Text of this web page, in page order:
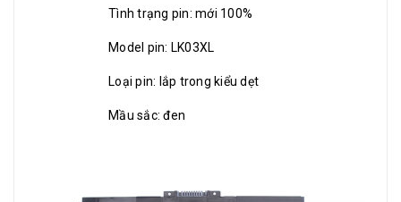
Tình trạng pin: mới 100%
Model pin: LK03XL
Loại pin: lắp trong kiểu dẹt
Mầu sắc: đen